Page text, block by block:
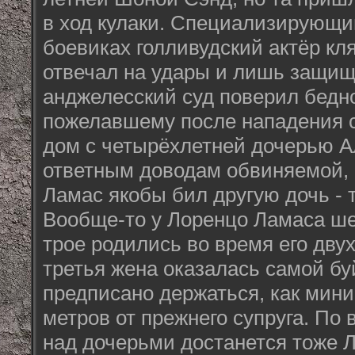
в ход кулаки.
боевиках голливудский актёр
отвечал на удары и лишь
анджелесский суд поверил
пожелавшему после нападения
дом с четырёхлетней дочерью
ответным доводам обвиняемой,
Ламас якобы бил другую дочь -
Вообще-то у Лоренцо Ламаса
трое родились во время его
третья жена оказалась самой
предписано держаться, как
метров от прежнего супруга. По
над дочерьми достанется тоже